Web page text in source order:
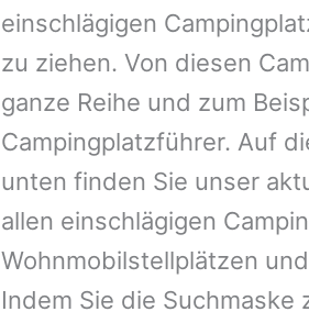
einschlägigen
zu ziehen. Von diesen
ganze Reihe und zum
Campingplatzführer. Auf
unten finden Sie unser
allen einschlägigen
Wohnmobilstellplätzen
Indem Sie die Suchmaske